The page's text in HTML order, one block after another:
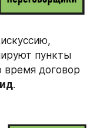
пункты
время договор
.